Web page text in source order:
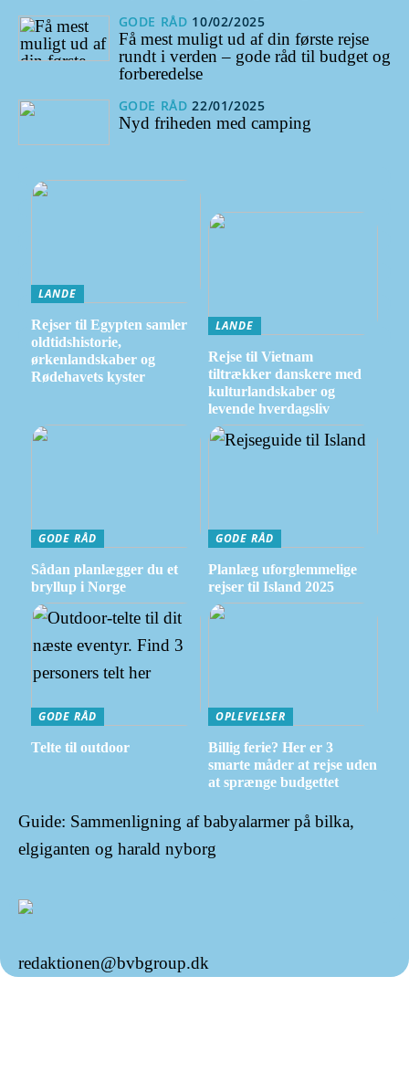
GODE RÅD 10/02/2025
Få mest muligt ud af din første rejse
rundt i verden – gode råd til budget og
forberedelse
GODE RÅD 22/01/2025
Nyd friheden med camping
LANDE
Rejser til Egypten samler
oldtidshistorie,
ørkenlandskaber og
Rødehavets kyster
LANDE
Rejse til Vietnam
tiltrækker danskere med
kulturlandskaber og
levende hverdagsliv
GODE RÅD
Sådan planlægger du et
bryllup i Norge
GODE RÅD
Planlæg uforglemmelige
rejser til Island 2025
GODE RÅD
Telte til outdoor
OPLEVELSER
Billig ferie? Her er 3
smarte måder at rejse uden
at sprænge budgettet
Guide: Sammenligning af babyalarmer på bilka,
elgiganten og harald nyborg
redaktionen@bvbgroup.dk